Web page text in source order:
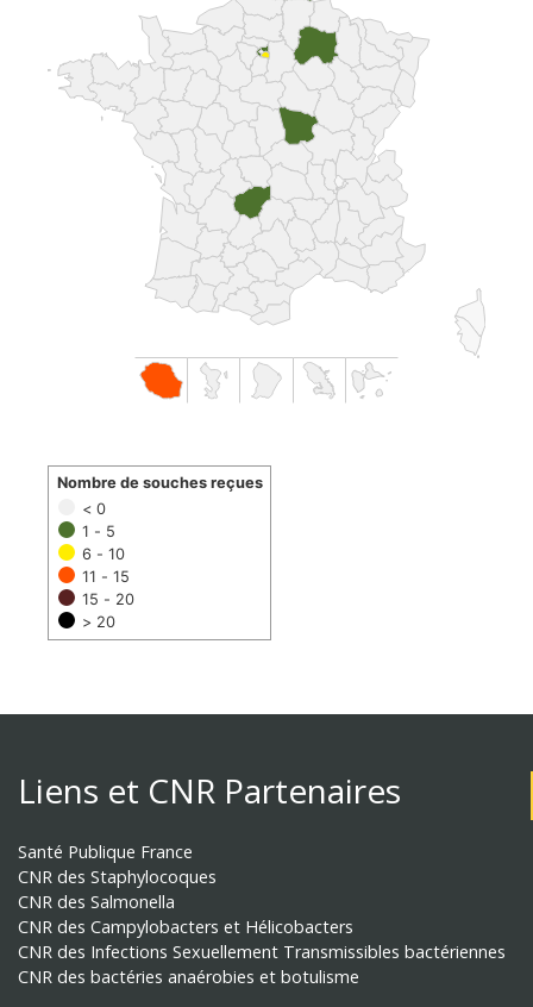
< 0
1 - 5
6 - 10
11 - 15
15 - 20
> 20
Nombre de souches reçues
Liens et CNR Partenaires
Santé Publique France
CNR des Staphylocoques
CNR des Salmonella
CNR des Campylobacters et Hélicobacters
CNR des Infections Sexuellement Transmissibles bactériennes
CNR des bactéries anaérobies et botulisme